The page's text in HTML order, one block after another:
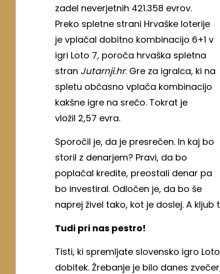
zadel neverjetnih 421.358 evrov.
Preko spletne strani Hrvaške loterije
je vplačal dobitno kombinacijo 6+1 v
igri Loto 7, poroča hrvaška spletna
stran Jutarnji.hr. Gre za igralca, ki na
spletu občasno vplača kombinacijo
kakšne igre na srečo. Tokrat je
vložil 2,57 evra.
Sporočil je, da je presrečen. In kaj bo
storil z denarjem? Pravi, da bo
poplačal kredite, preostali denar pa
bo investiral. Odločen je, da bo še
naprej živel tako, kot je doslej. A
Tudi pri nas pestro!
Tisti, ki spremljate slovensko igro
dobitek. Žrebanje je bilo danes